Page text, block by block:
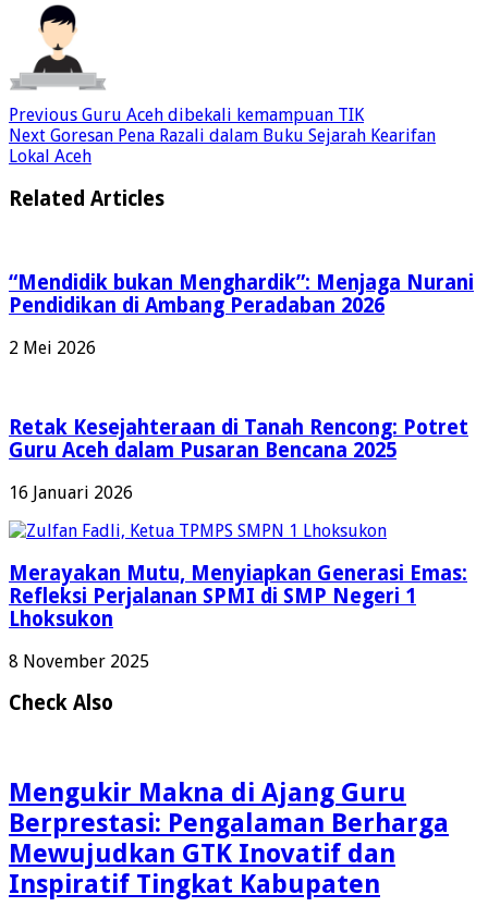
Previous Guru Aceh dibekali kemampuan TIK
Next Goresan Pena Razali dalam Buku Sejarah Kearifan
Lokal Aceh
Related Articles
“Mendidik bukan Menghardik”: Menjaga Nurani
Pendidikan di Ambang Peradaban 2026
2 Mei 2026
Retak Kesejahteraan di Tanah Rencong: Potret
Guru Aceh dalam Pusaran Bencana 2025
16 Januari 2026
Merayakan Mutu, Menyiapkan Generasi Emas:
Refleksi Perjalanan SPMI di SMP Negeri 1
Lhoksukon
8 November 2025
Check Also
Mengukir Makna di Ajang Guru
Berprestasi: Pengalaman Berharga
Mewujudkan GTK Inovatif dan
Inspiratif Tingkat Kabupaten